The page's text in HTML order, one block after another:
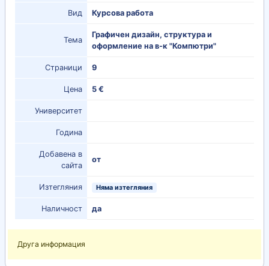
Вид Курсова работа
Тема
Графичен дизайн, структура и
оформление на в-к "Компютри"
Страници 9
Цена 5 €
Университет
Година
Добавена в
сайта
от
Изтегляния Няма изтегляния
Наличност да
Друга информация